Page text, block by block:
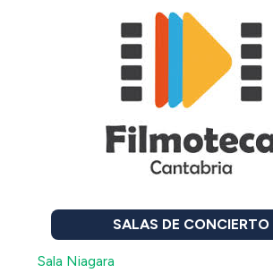
SALAS DE CONCIERTO
Sala Niagara